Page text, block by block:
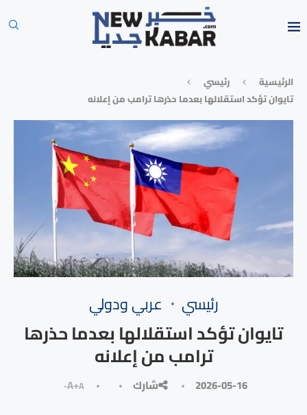
الرئيسية
رئيسي
تايوان تؤكد استقلالها بعدما حذرها ترامب من إعلانه
رئيسي ⁠عربي ودولي
تايوان تؤكد استقلالها بعدما حذرها
ترامب من إعلانه
2026-05-16 شارك A+A-